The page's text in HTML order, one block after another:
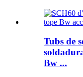
Tubs de
Bw ...